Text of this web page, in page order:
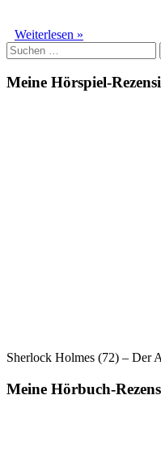
Weiterlesen »
Suchen
nach:
Meine Hörspiel-
Sherlock Holmes (72) – Der
Meine Hörbuch-